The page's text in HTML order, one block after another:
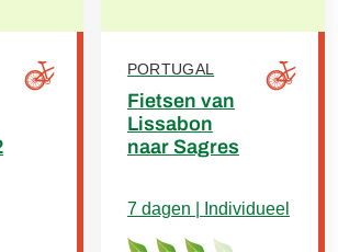
PORTUGAL
Fietsen van
Lissabon
naar Sagres
7 dagen | Individueel